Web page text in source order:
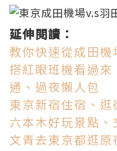
延伸閱讀：
教你快速從成田機
搭紅眼班機看過
通、過夜懶人包
東京新宿住宿、逛
六本木好玩景點、
文青去東京都逛原